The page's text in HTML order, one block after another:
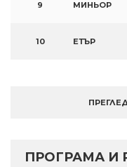
9 МИНЬОР
10 ЕТЪР
ПРОГРАМА И